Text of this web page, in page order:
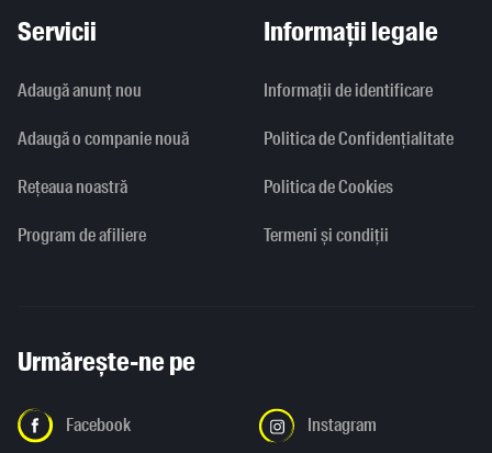
Servicii
Adaugă anunț nou
Adaugă o companie nouă
Rețeaua noastră
Program de afiliere
Informații legale
Informaţii de identificare
Politica de Confidențialitate
Politica de Cookies
Termeni și condiții
Urmărește-ne pe
Facebook Instagram